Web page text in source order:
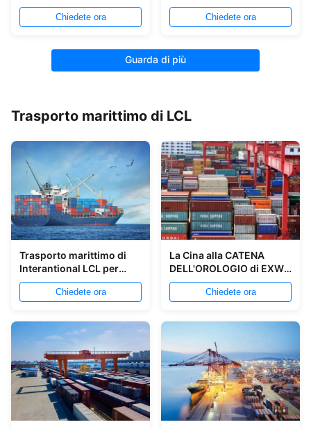
Cina nel Sudamerica
Chiedete ora
marittimo dell'aereo da
trasporto di EXW FCL in
Chiedete ora
Guarda di più
Trasporto marittimo di LCL
Trasporto marittimo di
Interantional LCL per
generale Eletronic Cargo
Chiedete ora
La Cina alla CATENA
DELL'OROLOGIO di EXW
di trasporto
internazionale del
Bangkok LCL LCL
Chiedete ora